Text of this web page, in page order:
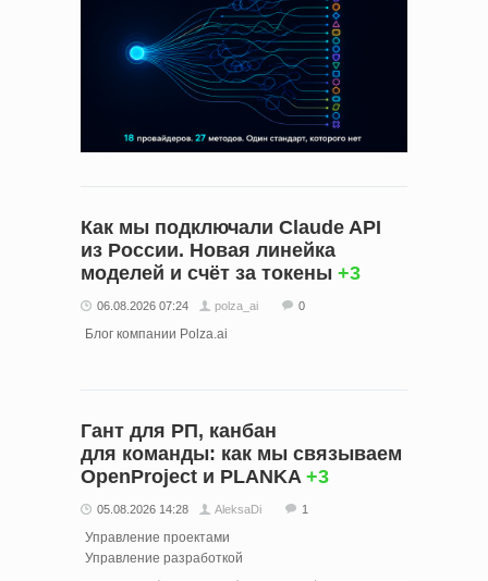
Как мы подключали Claude API
из России. Новая линейка
моделей и счёт за токены +3
06.08.2026 07:24 polza_ai 0
Блог компании Polza.ai
Гант для РП, канбан
для команды: как мы связываем
OpenProject и PLANKA +3
05.08.2026 14:28 AleksaDi 1
Управление проектами
Управление разработкой